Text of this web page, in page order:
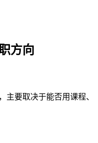
方向
主要取决于能否用课程、